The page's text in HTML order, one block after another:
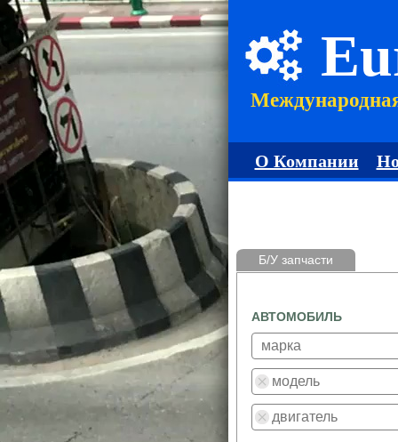
О Компании
Б/У запчасти
АВТОМОБИЛЬ